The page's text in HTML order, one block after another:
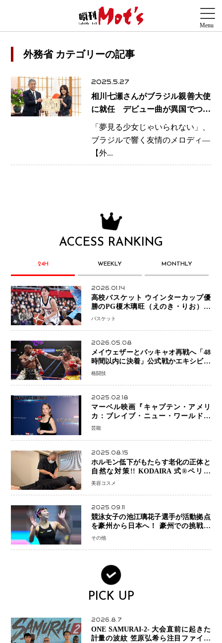
外務省 カテゴリーの記事
2025.5.27
相川七瀬さんがブラジル親善大使
に就任 デビュー曲が異国でつな
いだ“祭り”の縁
「夢見る少女じゃいられない」、
ブラジルで響く友情のメロディ―
【外...
ACCESS RANKING
24H WEEKLY MONTHLY
2026.01.14
高校バスケット ウインターカップ優
勝のPG榎木璃旺（えのき・りお）が
プロの現場へ―。
バスケット
2026.05.08
メイウェザーとパッキャオ再戦へ「48
時間以内に決着」公式戦かエキシビシ
ョンか混迷続く
格闘技
2025.02.18
マーベル映画『キャプテン・アメリ
カ：ブレイブ・ニュー・ワールド』
新ブラック・ウィドウ役のシラ・ハー
芸能
2025.08.15
ホルモン低下がもたらす老化の正体と
自然な対策!! KODAIRA 式®ペリネ
（骨盤底筋）ケア
美容コスメ
2025.09.11
競泳女子の池江璃花子選手が活動拠点
を豪州から日本へ！ 豪州での挑戦を
糧に、28年ロサンゼルス五輪へ再始動
その他
PICK UP
2026.8.7
ONE SAMURAI-2- 大会直前に起きた
計量の波紋 笠原弘希ら注目ファイタ